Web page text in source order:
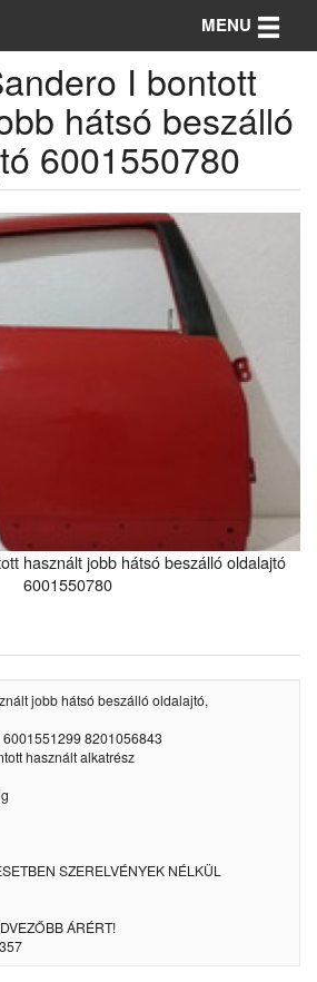
MENU Toggle
I bontott
hátsó beszálló
6001550780
használt jobb hátsó beszálló oldalajtó
6001550780
jobb hátsó beszálló oldalajtó,
8201056843
használt alkatrész
SZERELVÉNYEK NÉLKÜL
ÁRÉRT!